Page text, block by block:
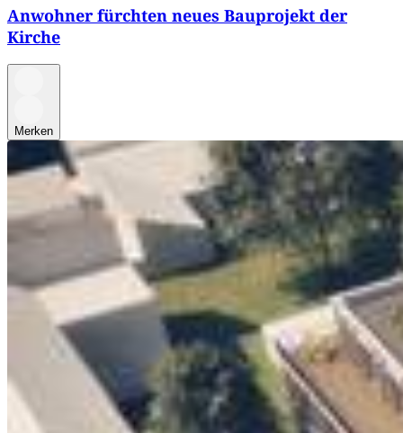
Anwohner fürchten neues Bauprojekt der
Kirche
Merken